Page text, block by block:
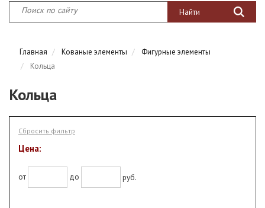
Главная Кованые элементы
Фигурные элементы
Кольца
Кольца
Сбросить фильтр
Цена:
от до руб.